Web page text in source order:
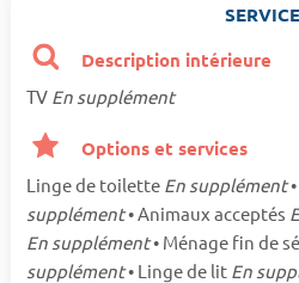
Description intérieure
TV En supplément
Options et services
Linge de toilette En supplément
supplément• Animaux acceptés
En supplément• Ménage fin de
supplément• Linge de lit En